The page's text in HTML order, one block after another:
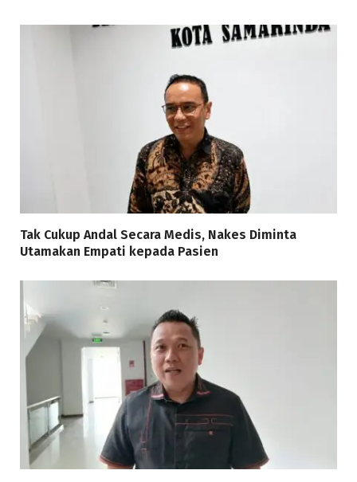
Tak Cukup Andal Secara Medis, Nakes Diminta
Utamakan Empati kepada Pasien